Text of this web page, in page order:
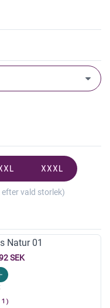
XXXL
vald storlek)
Natur 01
SEK